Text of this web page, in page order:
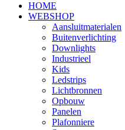
HOME
WEBSHOP
Aansluitmaterialen
Buitenverlichting
Downlights
Industrieel
Kids
Ledstrips
Lichtbronnen
Opbouw
Panelen
Plafonniere